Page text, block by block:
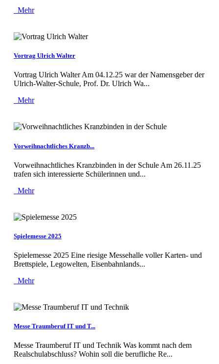
Mehr
Vortrag Ulrich Walter
Vortrag Ulrich Walter Am 04.12.25 war der Namensgeber der
Ulrich-Walter-Schule, Prof. Dr. Ulrich Wa...
Mehr
Vorweihnachtliches Kranzb...
Vorweihnachtliches Kranzbinden in der Schule Am 26.11.25
trafen sich interessierte Schülerinnen und...
Mehr
Spielemesse 2025
Spielemesse 2025 Eine riesige Messehalle voller Karten- und
Brettspiele, Legowelten, Eisenbahnlands...
Mehr
Messe Traumberuf IT und T...
Messe Traumberuf IT und Technik Was kommt nach dem
Realschulabschluss? Wohin soll die berufliche Re...